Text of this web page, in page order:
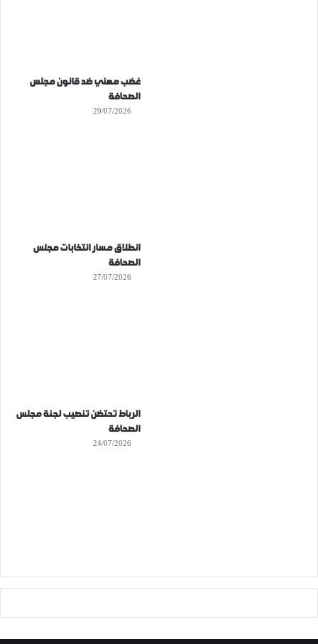
غضب مهني ضد قانون مجلس
الصحافة
29/07/2026
انطلاق مسار انتخابات مجلس
الصحافة
27/07/2026
الرباط تحتضن تنصيب لجنة مجلس
الصحافة
24/07/2026